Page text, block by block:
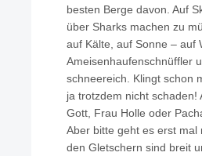
besten Berge davon. Auf
über Sharks machen zu
auf Kälte, auf Sonne – auf
Ameisenhaufenschnüffler
schneereich. Klingt schon
ja trotzdem nicht
Gott, Frau Holle oder
Aber bitte geht es erst
den Gletschern sind breit